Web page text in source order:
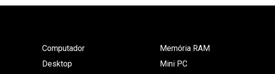
Computador
Desktop
Memória RAM
Mini PC